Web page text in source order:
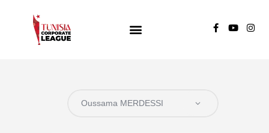
TUNISIA CORPORATE LEAGUE
Groupe B